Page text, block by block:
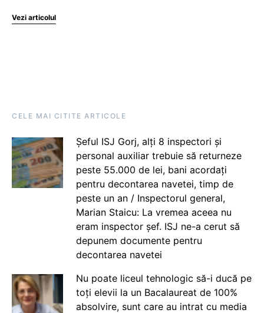
Vezi articolul
CELE MAI CITITE ARTICOLE
Șeful ISJ Gorj, alți 8 inspectori și
personal auxiliar trebuie să returneze
peste 55.000 de lei, bani acordați
pentru decontarea navetei, timp de
peste un an / Inspectorul general,
Marian Staicu: La vremea aceea nu
eram inspector șef. ISJ ne-a cerut să
depunem documente pentru
decontarea navetei
Nu poate liceul tehnologic să-i ducă pe
toți elevii la un Bacalaureat de 100%
absolvire, sunt care au intrat cu media